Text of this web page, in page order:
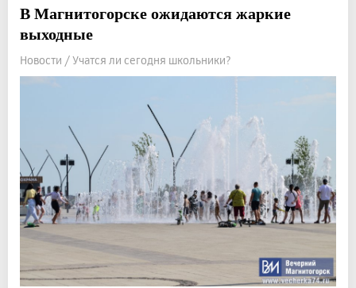
В Магнитогорске ожидаются жаркие
выходные
Новости / Учатся ли сегодня школьники?